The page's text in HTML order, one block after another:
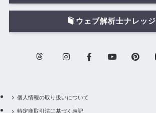
ウェブ解析士ナレッジ
個人情報の取り扱いについて
特定商取引法に基づく表記